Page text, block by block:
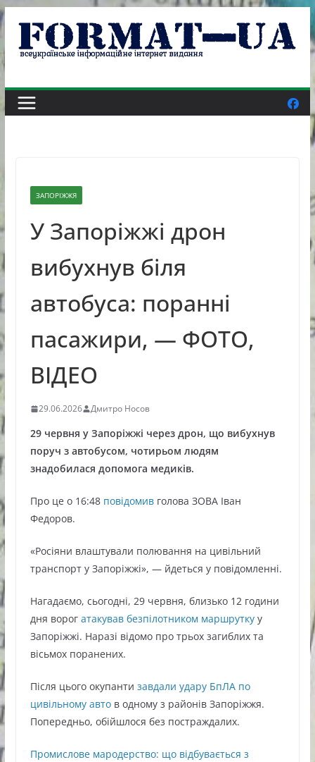
Skip
content
ЗАПОРІЖЖЯ
У Запоріжжі дрон
вибухнув біля
автобуса: поранні
пасажири, — ФОТО,
ВІДЕО
29.06.2026 Дмитро Носов
29 червня у Запоріжжі через дрон, що вибухнув
поруч з автобусом, чотирьом людям
знадобилася допомога медиків.
Про це о 16:48повідомивголова ЗОВА Іван
Федоров.
«Росіяни влаштували полювання на цивільний
транспорт у Запоріжжі», — йдеться у повідомленні.
Нагадаємо, сьогодні, 29 червня, близько 12 години
дня ворогатакував безпілотником маршруткуу
Запоріжжі. Наразі відомо про трьох загиблих та
вісьмох поранених.
Після цього окупанти завдали удару БпЛА по
цивільному автов одному з районів Запоріжжя.
Попередньо, обійшлося без постраждалих.
Промислове мародерство: що відбувається з